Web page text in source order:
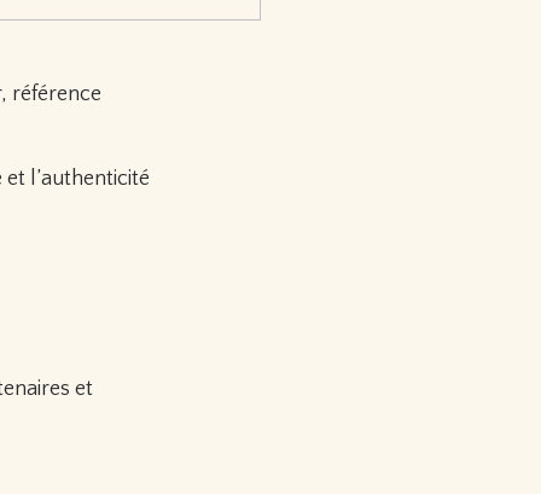
référence
l’authenticité
et